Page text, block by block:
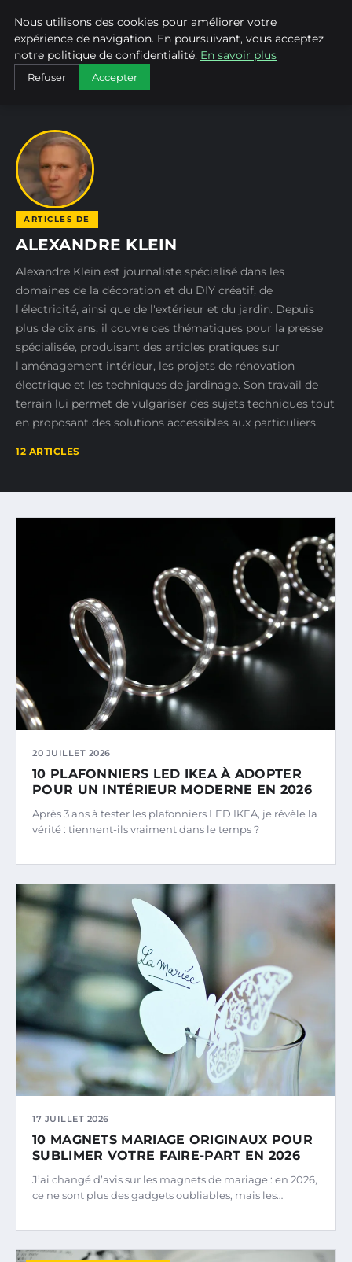
BRICO TOURNEVIS
ACCUEIL AUTEURS ALEXANDRE KLEIN
ARTICLES DE
ALEXANDRE KLEIN
Alexandre Klein est journaliste spécialisé dans les
domaines de la décoration et du DIY créatif, de
l'électricité, ainsi que de l'extérieur et du jardin. Depuis
plus de dix ans, il couvre ces thématiques pour la presse
spécialisée, produisant des articles pratiques sur
l'aménagement intérieur, les projets de rénovation
électrique et les techniques de jardinage. Son travail de
terrain lui permet de vulgariser des sujets techniques tout
en proposant des solutions accessibles aux particuliers.
12 ARTICLES
20 JUILLET 2026
10 PLAFONNIERS LED IKEA À ADOPTER
POUR UN INTÉRIEUR MODERNE EN 2026
Après 3 ans à tester les plafonniers LED IKEA, je révèle la
vérité : tiennent-ils vraiment dans le temps ?
17 JUILLET 2026
10 MAGNETS MARIAGE ORIGINAUX POUR
SUBLIMER VOTRE FAIRE-PART EN 2026
J’ai changé d’avis sur les magnets de mariage : en 2026,
ce ne sont plus des gadgets oubliables, mais les…
Nous utilisons des cookies pour améliorer votre
expérience de navigation. En poursuivant, vous acceptez
notre politique de confidentialité. En savoir plus
Refuser Accepter